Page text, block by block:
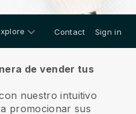
Contact Sign in
de vender tus
nuestro intuitivo
promocionar sus